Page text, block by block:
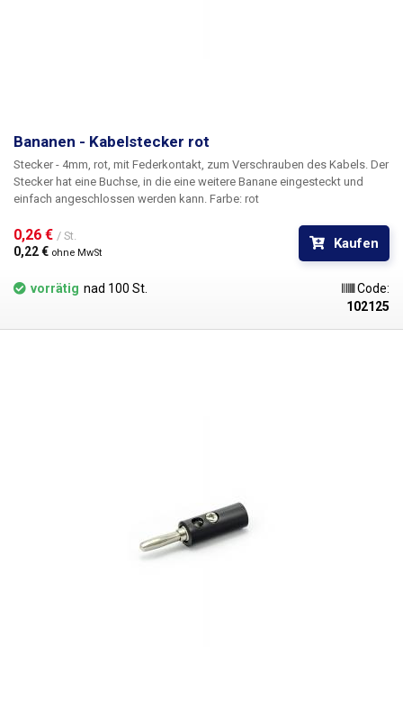
Bananen - Kabelstecker rot
Stecker - 4mm, rot, mit Federkontakt, zum Verschrauben des Kabels. Der
Stecker hat eine Buchse, in die eine weitere Banane eingesteckt und
einfach angeschlossen werden kann. Farbe: rot
0,26 € / St.
0,22 € ohne MwSt
Kaufen
vorrätig nad 100 St.
Code:
102125